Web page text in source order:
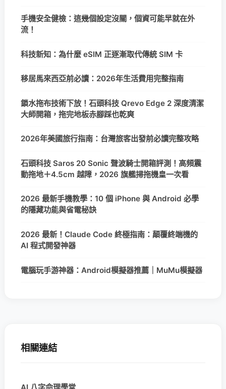
手機安全健檢：這幾個設定沒關，個資可能早就在外
流！
科技新知：為什麼 eSIM 正逐漸取代傳統 SIM 卡
移居馬來西亞前必讀：2026年生活費用完整指南
鎖水拖布技術下放！石頭科技 Qrevo Edge 2 深度清潔
大師開箱，拖完地板赤腳踩也乾爽
2026年美國旅行指南：台灣旅客出發前必讀完整攻略
石頭科技 Saros 20 Sonic 聲波騎士開箱評測！高頻震
動拖地＋4.5cm 越障，2026 旗艦掃拖機皇一次看
2026 最新手機教學：10 個 iPhone 與 Android 必學
的隱藏功能與省電秘訣
2026 最新！Claude Code 終極指南：顛覆終端機的
AI 程式開發神器
電腦玩手游神器：Android模擬器推薦｜MuMu模擬器
相關連結